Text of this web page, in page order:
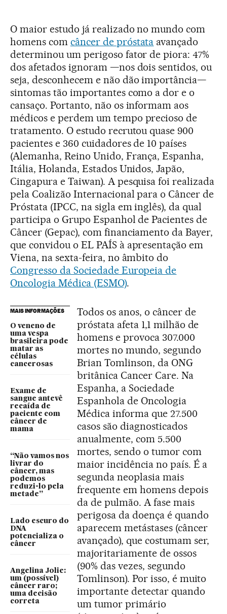
O maior estudo já realizado no mundo com
homens com câncer de próstata avançado
determinou um perigoso fator de piora: 47%
dos afetados ignoram —nos dois sentidos, ou
seja, desconhecem e não dão importância—
sintomas tão importantes como a dor e o
cansaço. Portanto, não os informam aos
médicos e perdem um tempo precioso de
tratamento. O estudo recrutou quase 900
pacientes e 360 cuidadores de 10 países
(Alemanha, Reino Unido, França, Espanha,
Itália, Holanda, Estados Unidos, Japão,
Cingapura e Taiwan). A pesquisa foi realizada
pela Coalizão Internacional para o Câncer de
Próstata (IPCC, na sigla em inglês), da qual
participa o Grupo Espanhol de Pacientes de
Câncer (Gepac), com financiamento da Bayer,
que convidou o EL PAÍS à apresentação em
Viena, na sexta-feira, no âmbito do
Congresso da Sociedade Europeia de
Oncologia Médica (ESMO).
MAIS INFORMAÇÕES
O veneno de
uma vespa
brasileira pode
matar as
células
cancerosas
Exame de
sangue antevê
recaída de
paciente com
câncer de
mama
“Não vamos nos
livrar do
câncer, mas
podemos
reduzi-lo pela
metade”
Lado escuro do
DNA
potencializa o
câncer
Angelina Jolie:
um (possível)
câncer raro;
uma decisão
correta
Todos os anos, o câncer de
próstata afeta 1,1 milhão de
homens e provoca 307.000
mortes no mundo, segundo
Brian Tomlinson, da ONG
britânica Cancer Care. Na
Espanha, a Sociedade
Espanhola de Oncologia
Médica informa que 27.500
casos são diagnosticados
anualmente, com 5.500
mortes, sendo o tumor com
maior incidência no país. É a
segunda neoplasia mais
frequente em homens depois
da de pulmão. A fase mais
perigosa da doença é quando
aparecem metástases (câncer
avançado), que costumam ser,
majoritariamente de ossos
(90% das vezes, segundo
Tomlinson). Por isso, é muito
importante detectar quando
um tumor primário